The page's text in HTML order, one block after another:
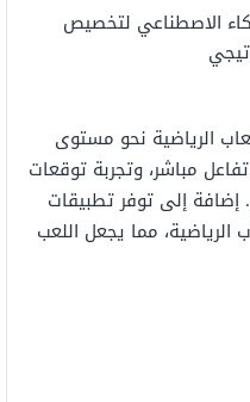
الاصطناعي لتخصيص
الرياضية نحو مستوى
مباشر، وتجربة توقعات
إلى توفر تطبيقات
الرياضية، مما يجعل اللعب